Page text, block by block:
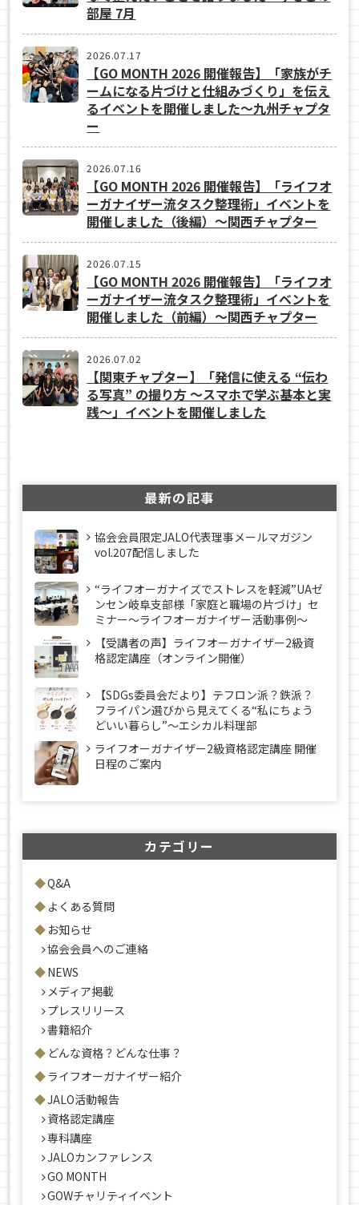
部屋 7月
2026.07.17
【GO MONTH 2026 開催報告】「家族がチ
ームになる片づけと仕組みづくり」を伝え
るイベントを開催しました～九州チャプタ
ー
2026.07.16
【GO MONTH 2026 開催報告】「ライフオ
ーガナイザー流タスク整理術」イベントを
開催しました（後編）～関西チャプター
2026.07.15
【GO MONTH 2026 開催報告】「ライフオ
ーガナイザー流タスク整理術」イベントを
開催しました（前編）～関西チャプター
2026.07.02
【関東チャプター】「発信に使える “伝わ
る写真” の撮り方 ～スマホで学ぶ基本と実
践～」イベントを開催しました
最新の記事
協会会員限定JALO代表理事メールマガジン
vol.207配信しました
“ライフオーガナイズでストレスを軽減”UAゼ
ンセン岐阜支部様「家庭と職場の片づけ」セ
ミナー～ライフオーガナイザー活動事例〜
【受講者の声】ライフオーガナイザー2級資
格認定講座（オンライン開催）
【SDGs委員会だより】テフロン派？鉄派？
フライパン選びから見えてくる“私にちょう
どいい暮らし”～エシカル料理部
ライフオーガナイザー2級資格認定講座 開催
日程のご案内
カテゴリー
Q&A
よくある質問
お知らせ
協会会員へのご連絡
NEWS
メディア掲載
プレスリリース
書籍紹介
どんな資格？どんな仕事？
ライフオーガナイザー紹介
JALO活動報告
資格認定講座
専科講座
JALOカンファレンス
GO MONTH
GOWチャリティイベント